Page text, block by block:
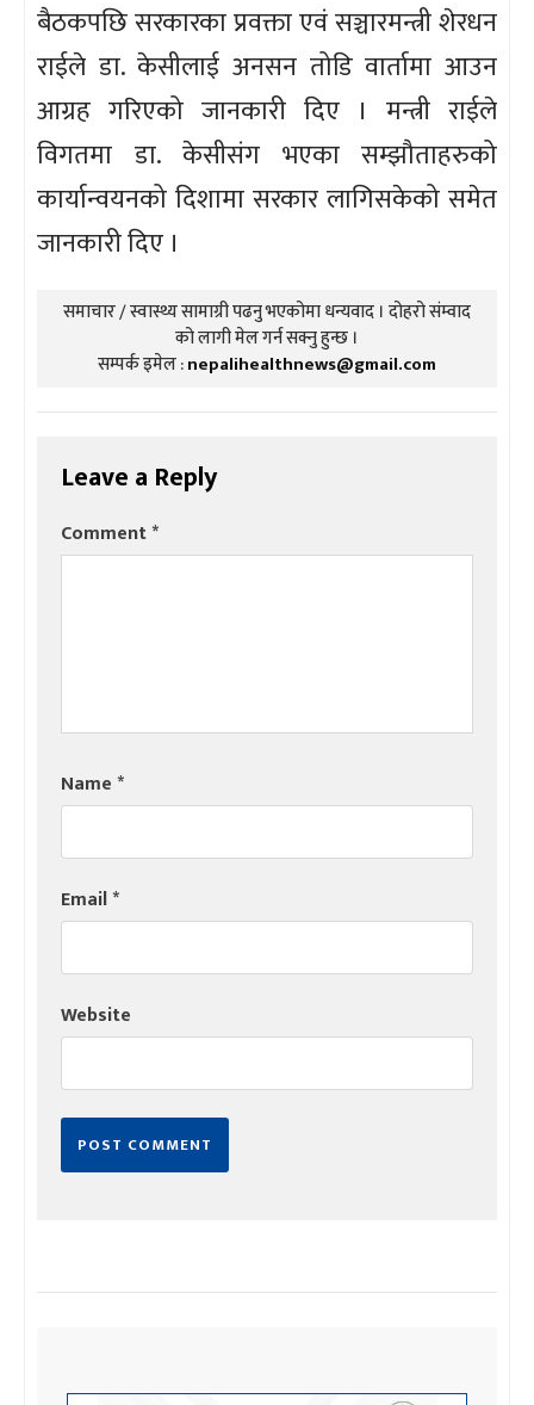
बैठकपछि सरकारका प्रवक्ता एवं सञ्चारमन्त्री शेरधन
राईले डा. केसीलाई अनसन तोडि वार्तामा आउन
आग्रह गरिएको जानकारी दिए । मन्त्री राईले
विगतमा डा. केसीसंग भएका सम्झौताहरुको
कार्यान्वयनको दिशामा सरकार लागिसकेको समेत
जानकारी दिए ।
समाचार / स्वास्थ्य सामाग्री पढनु भएकोमा धन्यवाद । दोहरो संम्वाद
को लागी मेल गर्न सक्नु हुन्छ ।
सम्पर्क इमेल :nepalihealthnews@gmail.com
Leave a Reply
Comment*
Name*
Email*
Website